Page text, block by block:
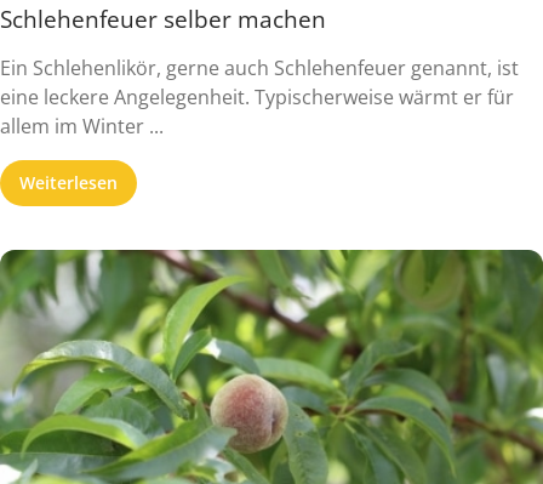
Schlehenfeuer selber machen
Ein Schlehenlikör, gerne auch Schlehenfeuer genannt, ist
eine leckere Angelegenheit. Typischerweise wärmt er für
allem im Winter ...
Weiterlesen